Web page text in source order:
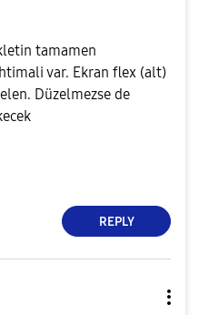
tamamen
var. Ekran flex (alt)
Düzelmezse de
REPLY